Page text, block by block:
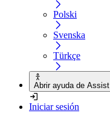
Polski
Svenska
Türkçe
Abrir ayuda de Assist
Iniciar sesión